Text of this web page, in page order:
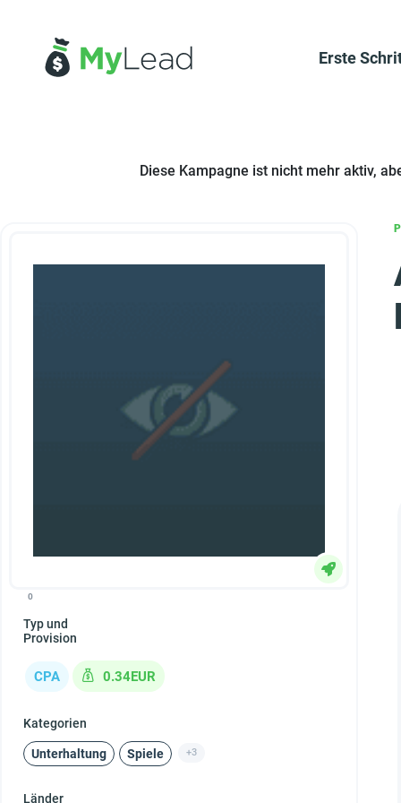
Erste
Diese Kampagne ist nicht mehr aktiv,
0
Typ und
Provision
CPA 0.34EUR
Kategorien
Unterhaltung Spiele +3
Länder